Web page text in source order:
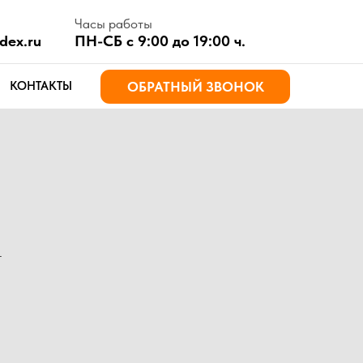
СБ с 9:00 до 19:00 ч.
ОБРАТНЫЙ ЗВОНОК